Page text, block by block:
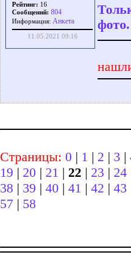
Рейтинг: 16
Сообщений: 804
Информация: Aнкета
11.05.2021 09:16
фото.
Страницы: 0 | 1 | 2 | 3 |
19 | 20 | 21 | 22 | 23 | 24
38 | 39 | 40 | 41 | 42 | 43
57 | 58